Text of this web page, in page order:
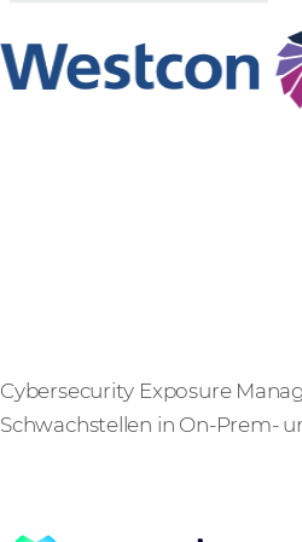
Cybersecurity Exposure
Schwachstellen in On-Prem-